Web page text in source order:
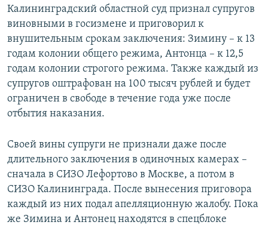
Калининградский областной суд признал супругов
виновными в госизмене и приговорил к
внушительным срокам заключения: Зимину – к 13
годам колонии общего режима, Антонца – к 12,5
годам колонии строгого режима. Также каждый из
супругов оштрафован на 100 тысяч рублей и будет
ограничен в свободе в течение года уже после
отбытия наказания.
Своей вины супруги не признали даже после
длительного заключения в одиночных камерах –
сначала в СИЗО Лефортово в Москве, а потом в
СИЗО Калининграда. После вынесения приговора
каждый из них подал апелляционную жалобу. Пока
же Зимина и Антонец находятся в спецблоке